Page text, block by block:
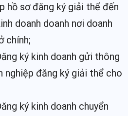
hồ sơ đăng ký giải thể đến
doanh doanh nơi doanh
chính;
ký kinh doanh gửi thông
nghiệp đăng ký giải thể cho
ký kinh doanh chuyển